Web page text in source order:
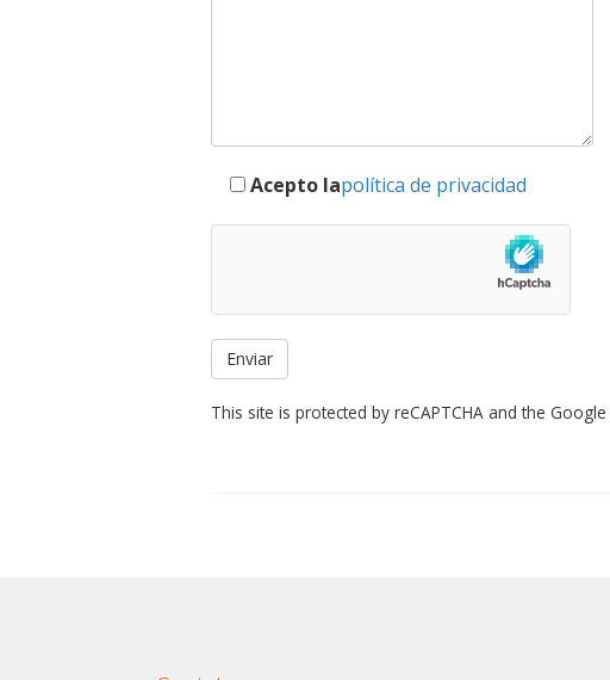
Acepto lapolítica de privacidad
This site is protected by reCAPTCHA and the Google